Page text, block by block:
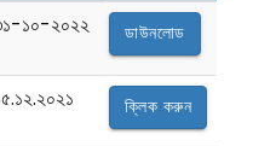
১০-২০২২ ডাউনলোড
ক্লিক করুন